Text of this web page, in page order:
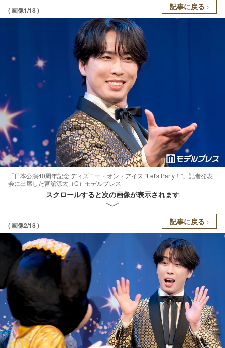
( 画像1/18 ) 記事に戻る
「日本公演40周年記念 ディズニー・オン・アイス “Let's Party！”」記者発表
会に出席した宮舘涼太（C）モデルプレス
スクロールすると次の画像が表示されます
( 画像2/18 ) 記事に戻る